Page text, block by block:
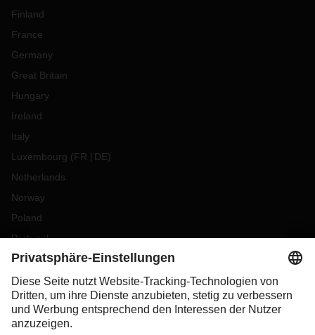
Finland
France
Germany
Great Britain
Hungary
Ireland
Italy
Luxembourg (FR DE)
Netherlands
Norway
Poland
Portugal
Romania
Slovakia
Spain
Sweden